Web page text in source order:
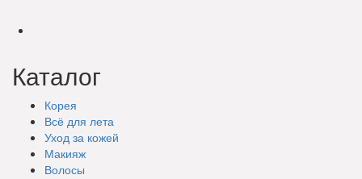
Каталог
Корея
Всё для лета
Уход за кожей
Макияж
Волосы